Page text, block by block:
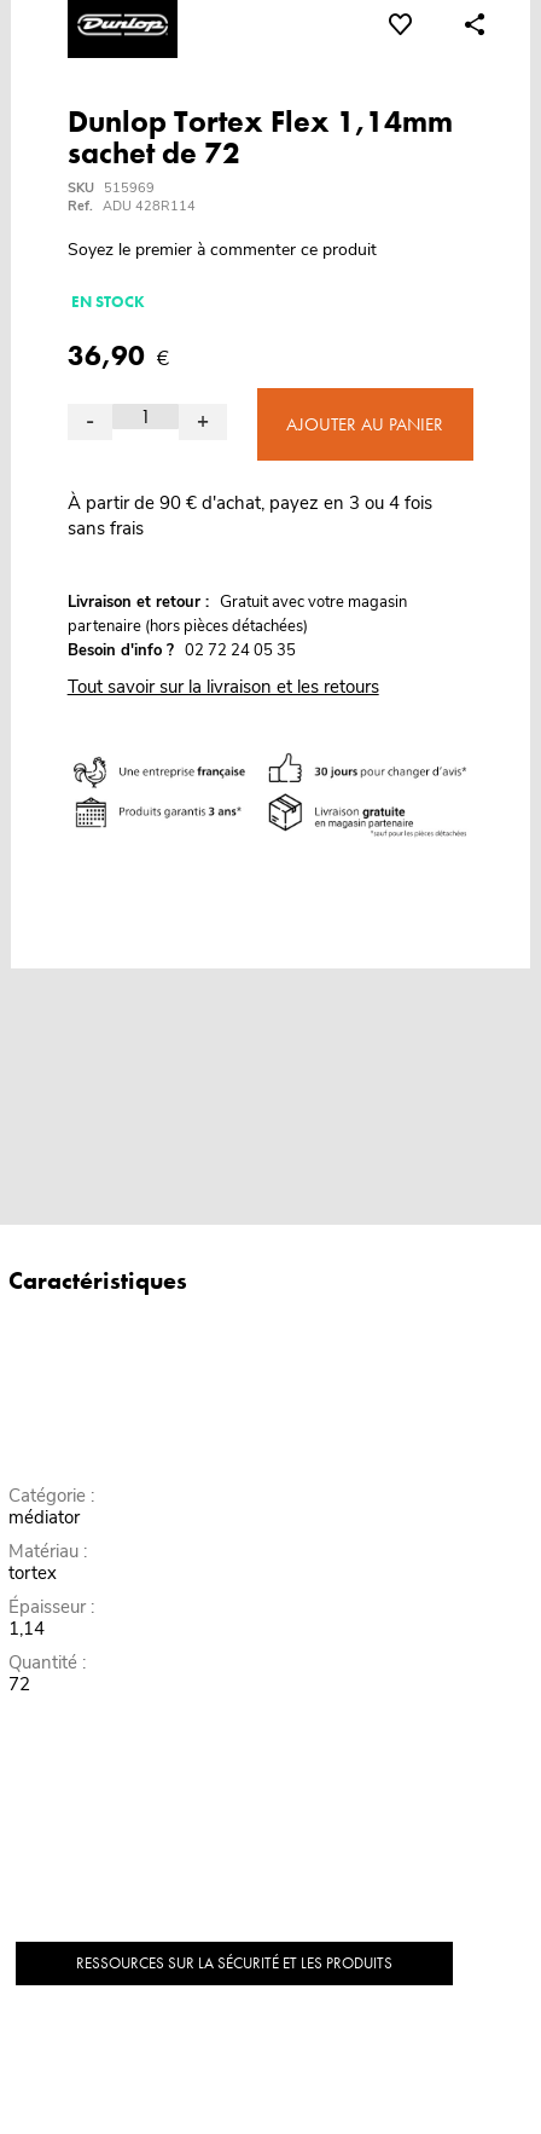
Dunlop Tortex Flex 1,14mm
sachet de 72
SKU
515969
Ref. ADU 428R114
Soyez le premier à commenter ce produit
EN STOCK
36,90 €
- + AJOUTER AU PANIER
À partir de 90 € d'achat, payez en 3 ou 4 fois
sans frais
Livraison et retour : Gratuit avec votre magasin
partenaire (hors pièces détachées)
Besoin d'info ? 02 72 24 05 35
Tout savoir sur la livraison et les retours
Caractéristiques
Catégorie :
médiator
Matériau :
tortex
Épaisseur :
1,14
Quantité :
72
RESSOURCES SUR LA SÉCURITÉ ET LES PRODUITS